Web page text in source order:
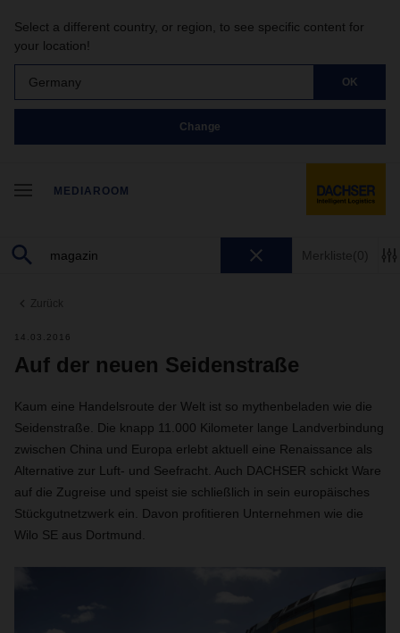
Select a different country, or region, to see specific content for
your location!
Germany OK
Change
MEDIAROOM
Merkliste(0)
Zurück
14.03.2016
Auf der neuen Seidenstraße
Kaum eine Handelsroute der Welt ist so mythenbeladen wie die
Seidenstraße. Die knapp 11.000 Kilometer lange Landverbindung
zwischen China und Europa erlebt aktuell eine Renaissance als
Alternative zur Luft- und Seefracht. Auch DACHSER schickt Ware
auf die Zugreise und speist sie schließlich in sein europäisches
Stückgutnetzwerk ein. Davon profitieren Unternehmen wie die
Wilo SE aus Dortmund.